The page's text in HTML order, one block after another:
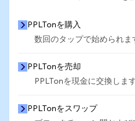
PPLTonを購入
数回のタップで始められま
PPLTonを売却
PPLTonを現金に交換します
PPLTonをスワップ